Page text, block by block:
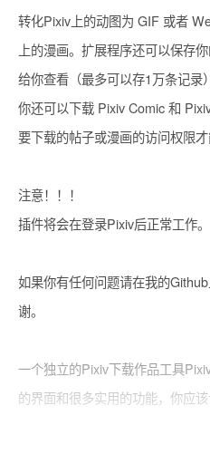
转化Pixiv上的动图为 GIF 或者
上的漫画。扩展程序还可以保存
给你查看（最多可以存1万条记录
你还可以下载 Pixiv Comic 和
要下载的帖子或漫画的访问权限才
注意！！！
插件将会在登录Pixiv后正常工作。
如果你有任何问题请在我的
谢。
一个独立的Pixiv下载作品工具
的界面和很多实用的功能，你应该